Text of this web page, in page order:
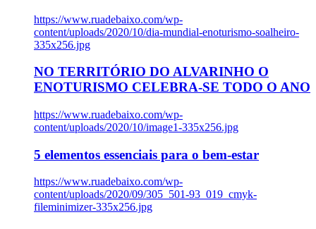
https://www.ruadebaixo.com/wp-
content/uploads/2020/10/dia-mundial-enoturismo-soalheiro-
335x256.jpg
NO TERRITÓRIO DO ALVARINHO O
ENOTURISMO CELEBRA-SE TODO O ANO
https://www.ruadebaixo.com/wp-
content/uploads/2020/10/image1-335x256.jpg
5 elementos essenciais para o bem-estar
https://www.ruadebaixo.com/wp-
content/uploads/2020/09/305_501-93_019_cmyk-
fileminimizer-335x256.jpg